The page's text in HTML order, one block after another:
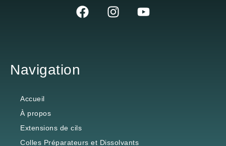
Accueil
À propos
Extensions de cils